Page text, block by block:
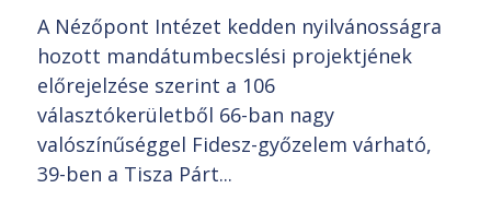
A Nézőpont Intézet kedden nyilvánosságra
hozott mandátumbecslési projektjének
előrejelzése szerint a 106
választókerületből 66-ban nagy
valószínűséggel Fidesz-győzelem várható,
39-ben a Tisza Párt...